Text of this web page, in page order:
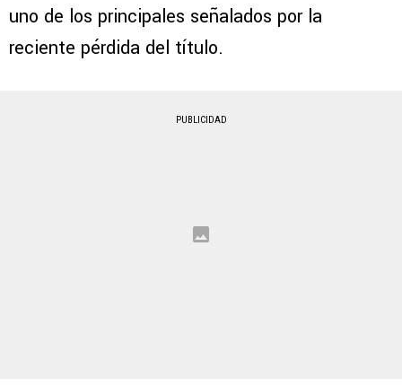
uno de los principales señalados por la
reciente pérdida del título.
PUBLICIDAD